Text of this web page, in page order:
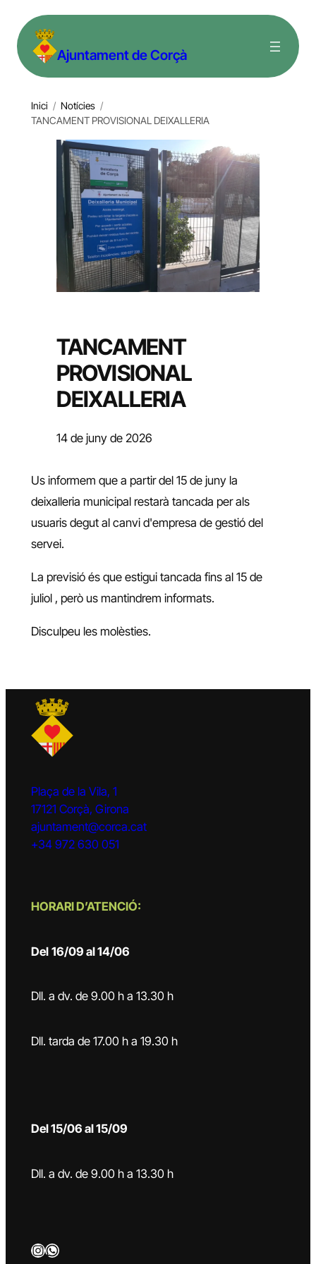
contingut Ajuntament de Corçà
Inici / Notícies /
TANCAMENT PROVISIONAL DEIXALLERIA
TANCAMENT
PROVISIONAL
DEIXALLERIA
14 de juny de 2026
Us informem que a partir del 15 de juny la
deixalleria municipal restarà tancada per als
usuaris degut al canvi d'empresa de gestió del
servei.
La previsió és que estigui tancada fins al 15 de
juliol , però us mantindrem informats.
Disculpeu les molèsties.
Plaça de la Vila, 1
17121 Corçà, Girona
ajuntament@corca.cat
+34 972 630 051
HORARI D’ATENCIÓ:
Del 16/09 al 14/06
Dll. a dv. de 9.00 h a 13.30 h
Dll. tarda de 17.00 h a 19.30 h
Del 15/06 al 15/09
Dll. a dv. de 9.00 h a 13.30 h
InstagramWhatsApp